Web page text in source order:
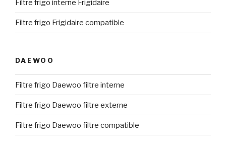
Filtre frigo interne Frigidaire
Filtre frigo Frigidaire compatible
DAEWOO
Filtre frigo Daewoo filtre interne
Filtre frigo Daewoo filtre externe
Filtre frigo Daewoo filtre compatible